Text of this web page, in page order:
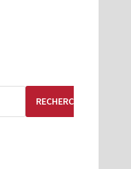
RECHERCHER